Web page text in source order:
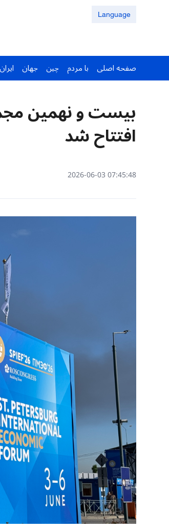
Language
صفحه اصلی با مردم چین جهان
بیست و نهمین
افتتاح شد
07:45:48 2026-06-03